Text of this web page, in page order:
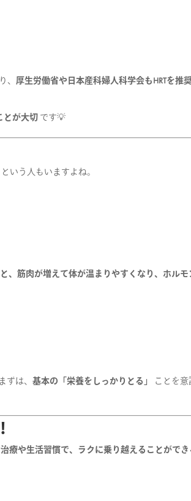
、厚生労働省や日本産科婦人科学会もHRTを推
とが大切 です💡
いう人もいますよね。
、筋肉が増えて体が温まりやすくなり、ホルモ
ずは、基本の「栄養をしっかりとる」
ことを
療や生活習慣で、ラクに乗り越えることがで